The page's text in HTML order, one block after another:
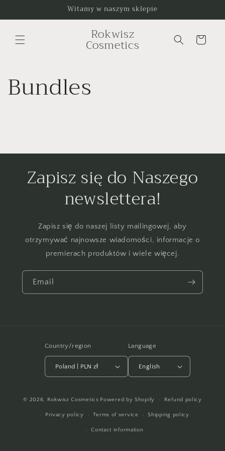
Witamy w naszym sklepie
Rokwisz
Cosmetics Cart
Bundles
Zapisz się do Naszego
newslettera!
Zapisz się do naszej listy mailingowej, aby
otrzymywać najnowsze wiadomości, informacje o
premierach produktów i wiele więcej.
Email
Country/region
Poland | PLN zł
Language
English
methods
© 2026, Rokwisz Cosmetics Powered by Shopify Refund policy
Privacy policy Terms of service Shipping policy
Contact information